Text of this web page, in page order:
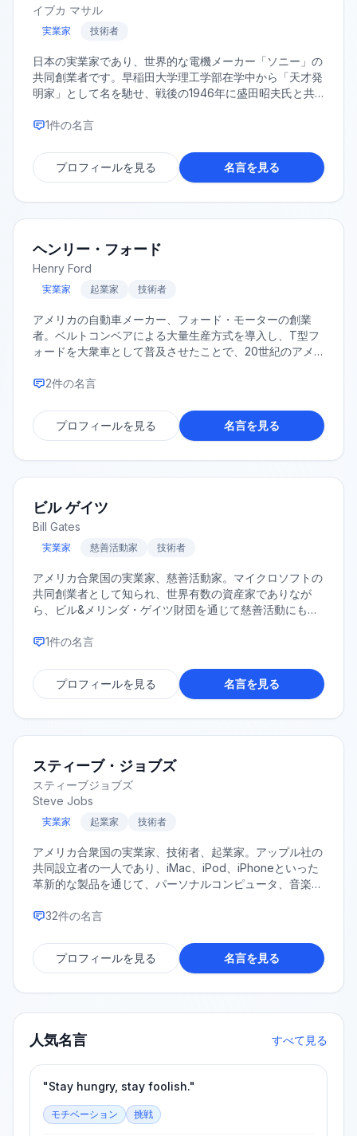
イブカ マサル
実業家 技術者
日本の実業家であり、世界的な電機メーカー「ソニー」の
共同創業者です。早稲田大学理工学部在学中から「天才発
明家」として名を馳せ、戦後の1946年に盛田昭夫氏と共
して「他人のやらないことをやる」という不屈の精神を持
リニトロンカラーテレビなど、革新的な製品を次々と世に
送り出し、戦後日本の高度経済成長とエレクトロニクス産
き、教育者としての活動にも尽力しました。
1件の名言
プロフィールを見る 名言を見る
ヘンリー・フォード
Henry Ford
実業家 起業家 技術者
アメリカの自動車メーカー、フォード・モーターの創業
者。ベルトコンベアによる大量生産方式を導入し、T型フ
ォードを大衆車として普及させたことで、20世紀のアメ
て、また技術革新者として知られる。
2件の名言
プロフィールを見る 名言を見る
ビル ゲイツ
Bill Gates
実業家 慈善活動家 技術者
アメリカ合衆国の実業家、慈善活動家。マイクロソフトの
共同創業者として知られ、世界有数の資産家でありなが
ら、ビル&メリンダ・ゲイツ財団を通じて慈善活動にも尽
1件の名言
プロフィールを見る 名言を見る
スティーブ・ジョブズ
スティーブジョブズ
Steve Jobs
実業家 起業家 技術者
アメリカ合衆国の実業家、技術者、起業家。アップル社の
共同設立者の一人であり、iMac、iPod、iPhoneといった
革新的な製品を通じて、パーソナルコンピュータ、音楽、
ーション・スタジオの設立者としても知られる。
32件の名言
プロフィールを見る 名言を見る
人気名言 すべて見る
"Stay hungry, stay foolish."
モチベーション 挑戦